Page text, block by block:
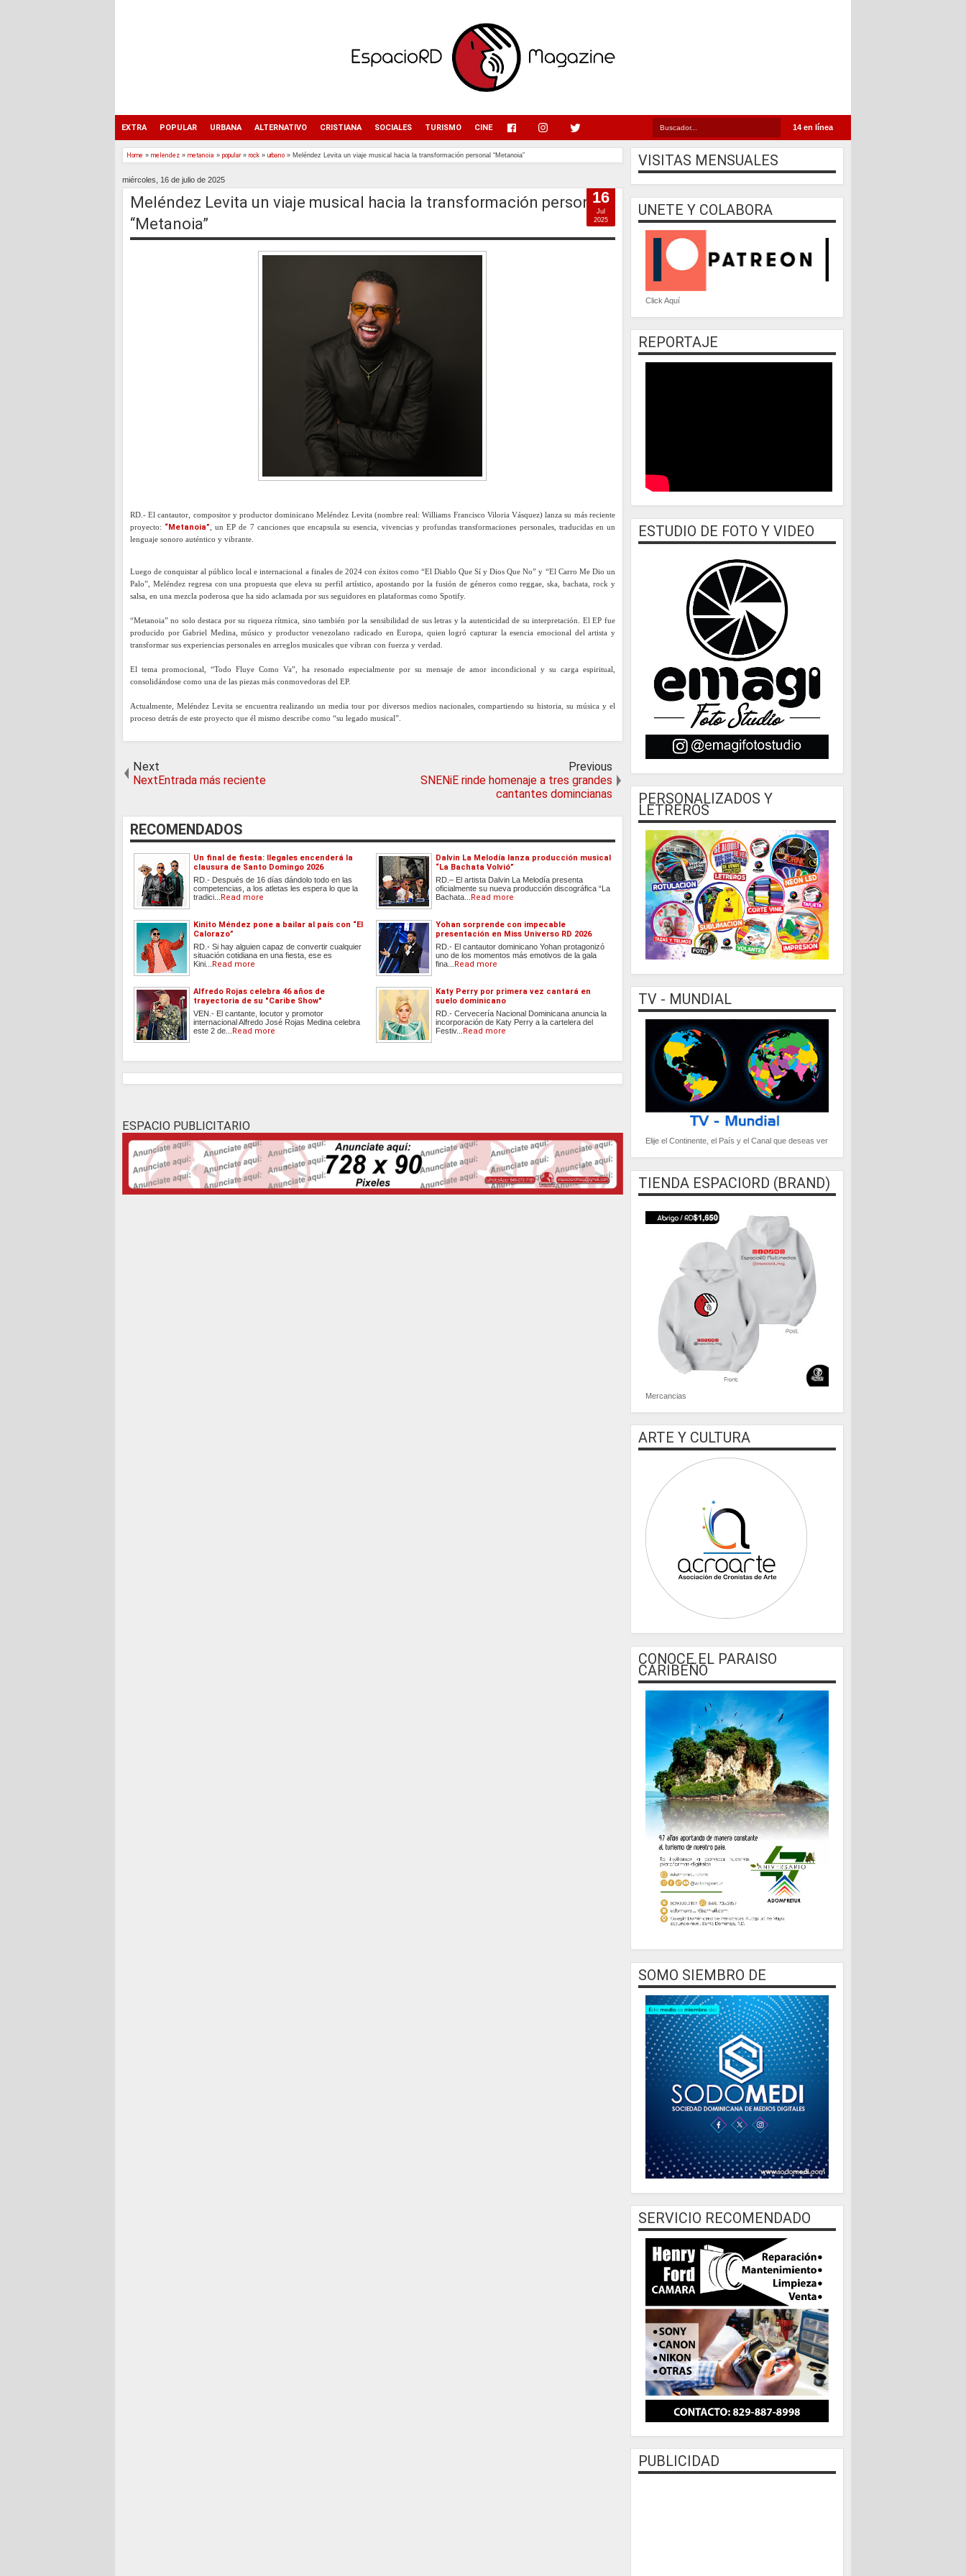
14 en línea
EXTRA POPULAR URBANA ALTERNATIVO CRISTIANA SOCIALES TURISMO CINE
Home » melendez » metanoia » popular» rock » urbano » Meléndez Levita un viaje musical hacia la transformación personal “Metanoia”
miércoles, 16 de julio de 2025
Meléndez Levita un viaje musical hacia la transformación personal
“Metanoia”
RD.- El cantautor, compositor y productor dominicano Meléndez Levita (nombre real: Williams Francisco Viloria Vásquez) lanza su más reciente
proyecto: “Metanoia” , un EP de 7 canciones que encapsula su esencia, vivencias y profundas transformaciones personales, traducidas en un
lenguaje sonoro auténtico y vibrante.
Luego de conquistar al público local e internacional a finales de 2024 con éxitos como “El Diablo Que Sí y Dios Que No” y “El Carro Me Dio un
Palo”, Meléndez regresa con una propuesta que eleva su perfil artístico, apostando por la fusión de géneros como reggae, ska, bachata, rock y
salsa, en una mezcla poderosa que ha sido aclamada por sus seguidores en plataformas como Spotify.
“Metanoia” no solo destaca por su riqueza rítmica, sino también por la sensibilidad de sus letras y la autenticidad de su interpretación. El EP fue
producido por Gabriel Medina, músico y productor venezolano radicado en Europa, quien logró capturar la esencia emocional del artista y
transformar sus experiencias personales en arreglos musicales que vibran con fuerza y verdad.
El tema promocional, “Todo Fluye Como Va”, ha resonado especialmente por su mensaje de amor incondicional y su carga espiritual,
consolidándose como una de las piezas más conmovedoras del EP.
Actualmente, Meléndez Levita se encuentra realizando un media tour por diversos medios nacionales, compartiendo su historia, su música y el
proceso detrás de este proyecto que él mismo describe como “su legado musical”.
16
Jul
2025
Next
NextEntrada más reciente
Previous
SNENiE rinde homenaje a tres grandes
cantantes domincianas
RECOMENDADOS
Un final de fiesta: Ilegales encenderá la
clausura de Santo Domingo 2026
RD.- Después de 16 días dándolo todo en las
competencias, a los atletas les espera lo que la
tradici...
Read more
Dalvin La Melodía lanza producción musical
“La Bachata Volvió”
RD.– El artista Dalvin La Melodía presenta
oficialmente su nueva producción discográfica “La
Bachata...
Read more
Kinito Méndez pone a bailar al país con “El
Calorazo”
RD.- Si hay alguien capaz de convertir cualquier
situación cotidiana en una fiesta, ese es
Kini...
Read more
Yohan sorprende con impecable
presentación en Miss Universo RD 2026
RD.- El cantautor dominicano Yohan protagonizó
uno de los momentos más emotivos de la gala
fina...
Read more
Alfredo Rojas celebra 46 años de
trayectoria de su "Caribe Show"
VEN.- El cantante, locutor y promotor
internacional Alfredo José Rojas Medina celebra
este 2 de...
Read more
Katy Perry por primera vez cantará en
suelo dominicano
RD.- Cervecería Nacional Dominicana anuncia la
incorporación de Katy Perry a la cartelera del
Festiv...
Read more
ESPACIO PUBLICITARIO
VISITAS MENSUALES
UNETE Y COLABORA
Click Aquí
REPORTAJE
ESTUDIO DE FOTO Y VIDEO
PERSONALIZADOS Y
LETREROS
TV - MUNDIAL
Elije el Continente, el País y el Canal que deseas ver
TIENDA ESPACIORD (BRAND)
Mercancias
ARTE Y CULTURA
CONOCE EL PARAISO
CARIBEÑO
SOMO SIEMBRO DE
SERVICIO RECOMENDADO
PUBLICIDAD